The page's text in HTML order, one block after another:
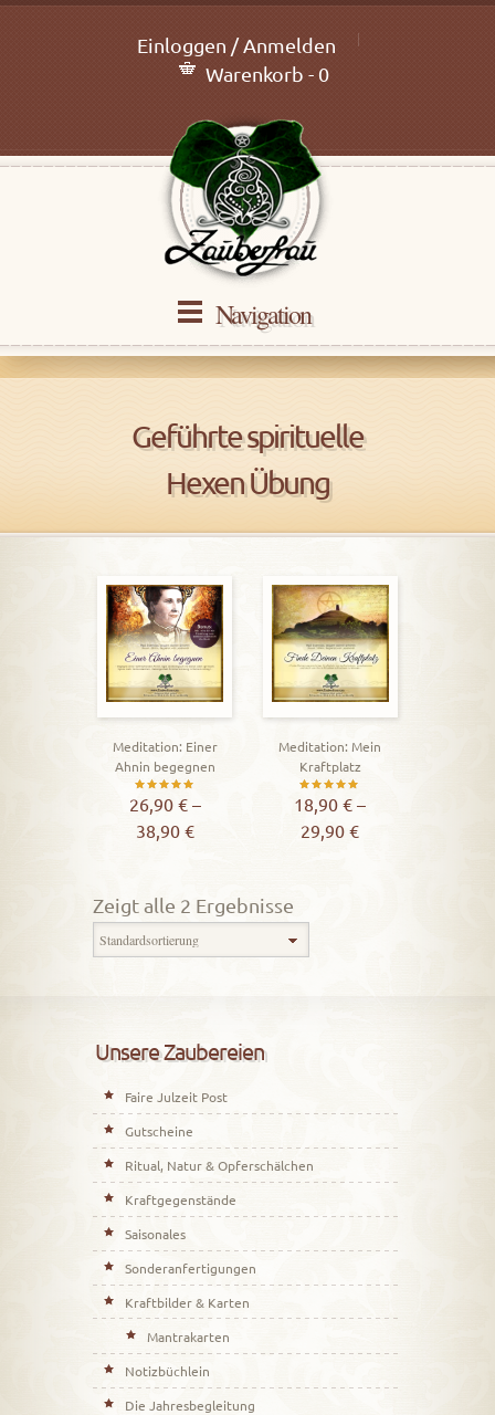
Einloggen / Anmelden
Warenkorb - 0
Navigation
Geführte spirituelle
Hexen Übung
Meditation: Einer
Ahnin begegnen
Bewertet
mit
26,90 €–
38,90 €
Meditation: Mein
Kraftplatz
Bewertet
mit
18,90€ –
29,90€
Zeigt alle 2 Ergebnisse
Unsere Zaubereien
Faire Julzeit Post
Gutscheine
Ritual, Natur & Opferschälchen
Kraftgegenstände
Saisonales
Sonderanfertigungen
Kraftbilder & Karten
Mantrakarten
Notizbüchlein
Die Jahresbegleitung